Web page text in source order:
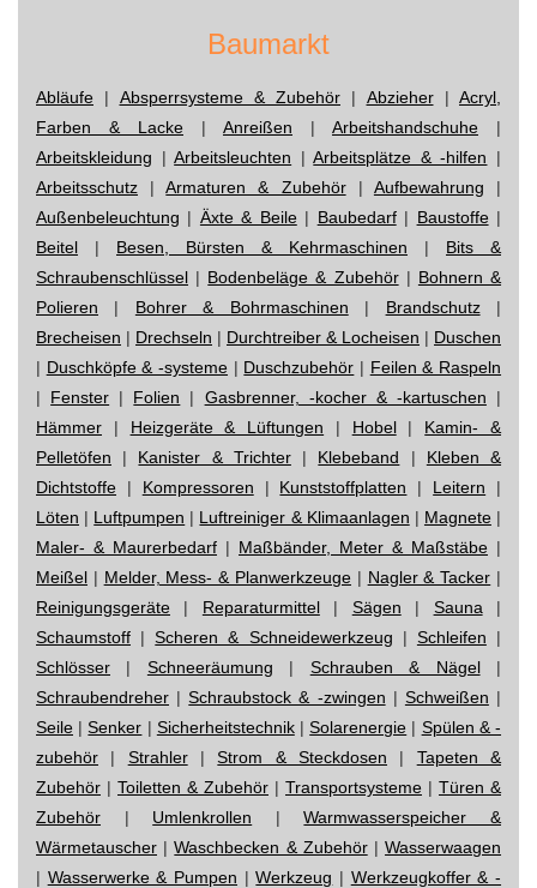
Baumarkt
Abläufe | Absperrsysteme & Zubehör | Abzieher| Acryl,
Farben & Lacke | Anreißen | Arbeitshandschuhe |
Arbeitskleidung |Arbeitsleuchten |Arbeitsplätze & -hilfen |
Arbeitsschutz |Armaturen & Zubehör| Aufbewahrung |
Außenbeleuchtung | Äxte & Beile| Baubedarf| Baustoffe|
Beitel | Besen, Bürsten & Kehrmaschinen | Bits &
Schraubenschlüssel | Bodenbeläge & Zubehör| Bohnern &
Polieren | Bohrer & Bohrmaschinen | Brandschutz|
Brecheisen | Drechseln | Durchtreiber & Locheisen | Duschen
| Duschköpfe & -systeme | Duschzubehör | Feilen & Raspeln
| Fenster | Folien | Gasbrenner, -kocher & -kartuschen |
Hämmer | Heizgeräte & Lüftungen | Hobel| Kamin- &
Pelletöfen | Kanister & Trichter| Klebeband | Kleben &
Dichtstoffe | Kompressoren | Kunststoffplatten | Leitern |
Löten | Luftpumpen | Luftreiniger & Klimaanlagen | Magnete|
Maler- & Maurerbedarf | Maßbänder, Meter & Maßstäbe |
Meißel | Melder, Mess- & Planwerkzeuge | Nagler & Tacker |
Reinigungsgeräte | Reparaturmittel| Sägen | Sauna |
Schaumstoff |Scheren & Schneidewerkzeug | Schleifen |
Schlösser | Schneeräumung | Schrauben & Nägel|
Schraubendreher |Schraubstock & -zwingen | Schweißen |
Seile |Senker | Sicherheitstechnik|Solarenergie | Spülen & -
zubehör | Strahler|Strom & Steckdosen | Tapeten &
Zubehör | Toiletten & Zubehör | Transportsysteme | Türen &
Zubehör | Umlenkrollen |Warmwasserspeicher &
Wärmetauscher |Waschbecken & Zubehör|Wasserwaagen
| Wasserwerke & Pumpen |Werkzeug | Werkzeugkoffer & -